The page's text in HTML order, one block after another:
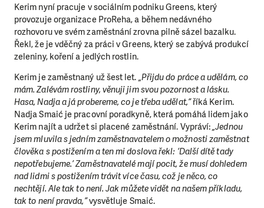
Kerim nyní pracuje v sociálním podniku Greens, který
provozuje organizace ProReha, a během nedávného
rozhovoru ve svém zaměstnání zrovna pilně sázel bazalku.
Řekl, že je vděčný za práci v Greens, který se zabývá produkcí
zeleniny, koření a jedlých rostlin.
Kerim je zaměstnaný už šest let. „Přijdu do práce a udělám, co
mám. Zalévám rostliny, věnuji jim svou pozornost a lásku.
Hasa, Nadja a já probereme, co je třeba udělat,”říká Kerim.
Nadja Smaić je pracovní poradkyně, která pomáhá lidem jako
Kerim najít a udržet si placené zaměstnání. Vypráví:„Jednou
jsem mluvila s jedním zaměstnavatelem o možnosti zaměstnat
člověka s postižením a ten mi doslova řekl: ‘Další dítě tady
nepotřebujeme.’ Zaměstnavatelé mají pocit, že musí dohledem
nad lidmi s postižením trávit více času, což je něco, co
nechtějí. Ale tak to není. Jak můžete vidět na našem příkladu,
tak to není pravda,”vysvětluje Smaić.